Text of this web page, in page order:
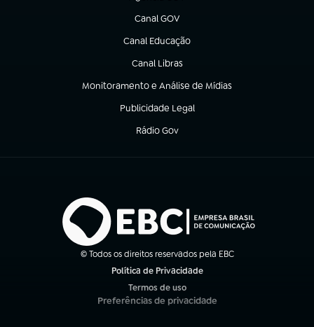
Canal GOV
(abre em nova aba)
Canal Educação
(abre em nova aba)
Canal Libras
(abre em nova aba)
Monitoramento e Análise de Mídias
(abre em nova aba)
Publicidade Legal
(abre em nova aba)
Rádio Gov
(abre em nova aba)
© Todos os direitos reservados pela EBC
Política de Privacidade
Termos de uso
(abre em nova aba)
Preferências de privacidade